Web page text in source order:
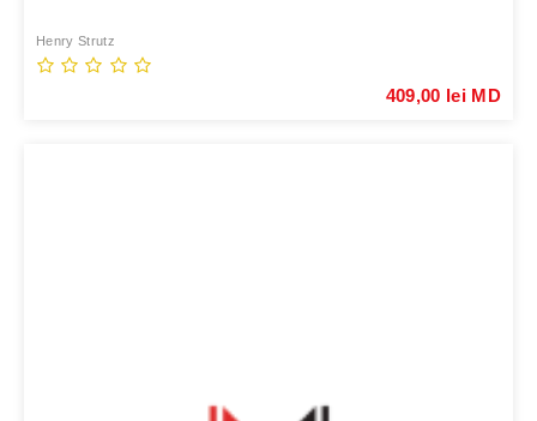
Henry Strutz
409,00 lei MD